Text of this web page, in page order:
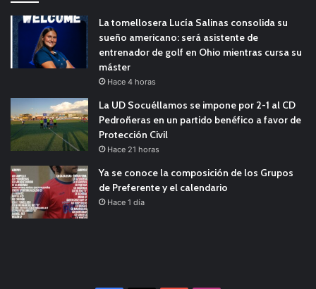
La tomellosera Lucía Salinas consolida su
sueño americano: será asistente de
entrenador de golf en Ohio mientras cursa su
máster
Hace 4 horas
La UD Socuéllamos se impone por 2-1 al CD
Pedroñeras en un partido benéfico a favor de
Protección Civil
Hace 21 horas
Ya se conoce la composición de los Grupos
de Preferente y el calendario
Hace 1 día